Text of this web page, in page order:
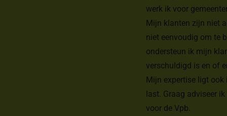
werk ik voor
Mijn klanten zijn niet
niet eenvoudig om te
ondersteun ik mijn
verschuldigd is en of
Mijn expertise ligt ook
last. Graag adviseer
voor de Vpb.